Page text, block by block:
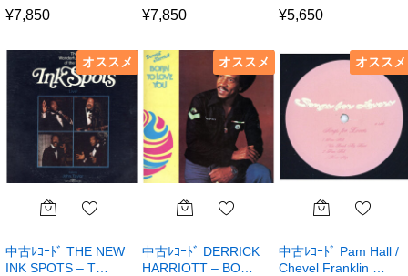
¥7,850 ¥7,850 ¥5,650
オススメ
中古ﾚｺｰﾄﾞ THE NEW
INK SPOTS – T…
オススメ
中古ﾚｺｰﾄﾞ DERRICK
HARRIOTT – BO…
オススメ
中古ﾚｺｰﾄﾞ Pam Hall /
Chevel Franklin …